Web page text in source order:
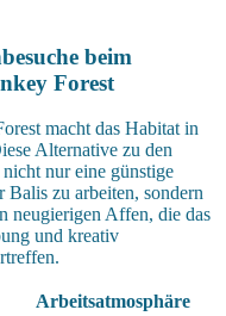
beim
Forest
macht das Habitat in
Alternative zu den
nicht nur eine günstige
zu arbeiten, sondern
neugierigen Affen, die das
und kreativ
Arbeitsatmosphäre